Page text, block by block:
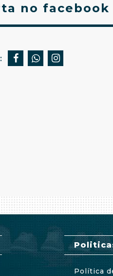
no facebook
Política